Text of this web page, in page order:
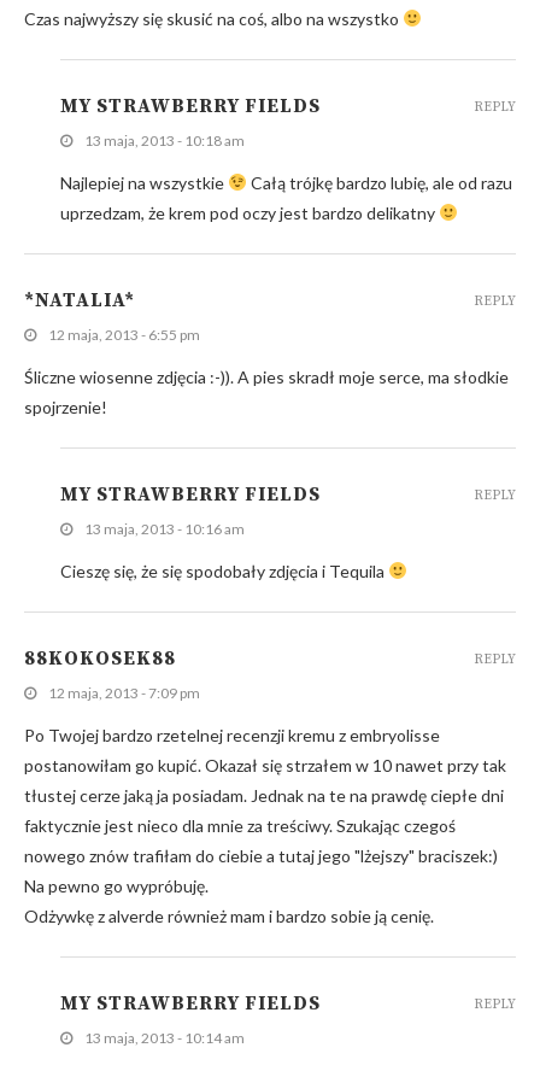
Czas najwyższy się skusić na coś, albo na wszystko
MY STRAWBERRY FIELDS
13 maja, 2013 - 10:18 am
Najlepiej na wszystkie
Całą trójkę bardzo lubię, ale od razu
uprzedzam, że krem pod oczy jest bardzo delikatny
REPLY
*NATALIA*
12 maja, 2013 - 6:55 pm
Śliczne wiosenne zdjęcia :-)). A pies skradł moje serce, ma słodkie
spojrzenie!
REPLY
MY STRAWBERRY FIELDS
13 maja, 2013 - 10:16 am
Cieszę się, że się spodobały zdjęcia i Tequila
REPLY
88KOKOSEK88
12 maja, 2013 - 7:09 pm
Po Twojej bardzo rzetelnej recenzji kremu z embryolisse
postanowiłam go kupić. Okazał się strzałem w 10 nawet przy tak
tłustej cerze jaką ja posiadam. Jednak na te na prawdę ciepłe dni
faktycznie jest nieco dla mnie za treściwy. Szukając czegoś
nowego znów trafiłam do ciebie a tutaj jego "lżejszy" braciszek:)
Na pewno go wypróbuję.
Odżywkę z alverde również mam i bardzo sobie ją cenię.
REPLY
MY STRAWBERRY FIELDS
13 maja, 2013 - 10:14 am
REPLY